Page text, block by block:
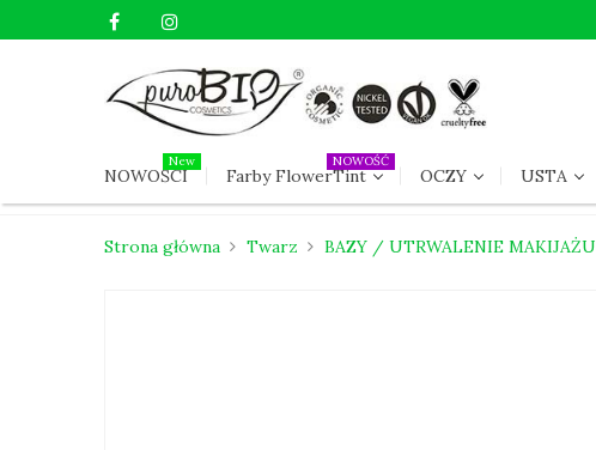
NOWOŚCI
New
Farby FlowerTint
NOWOŚĆ
OCZY USTA
Strona główna Twarz BAZY / UTRWALENIE MAKIJAŻU